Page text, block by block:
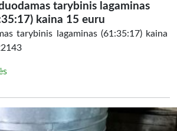
tarybinis lagaminas
kaina 15 euru
tarybinis lagaminas (61:35:17) kaina